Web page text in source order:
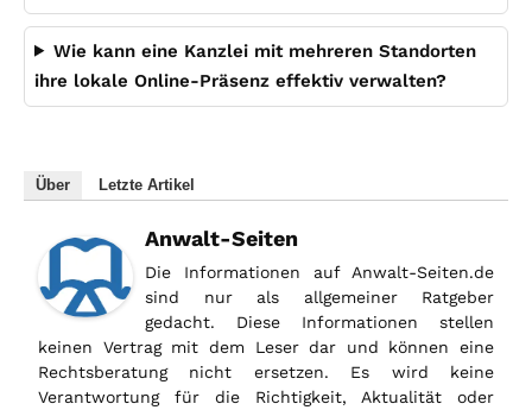
Wie kann eine Kanzlei mit mehreren Standorten
ihre lokale Online-Präsenz effektiv verwalten?
Über Letzte Artikel
Anwalt-Seiten
Die Informationen auf Anwalt-Seiten.de
sind nur als allgemeiner Ratgeber
gedacht. Diese Informationen stellen
keinen Vertrag mit dem Leser dar und können eine
Rechtsberatung nicht ersetzen. Es wird keine
Verantwortung für die Richtigkeit, Aktualität oder